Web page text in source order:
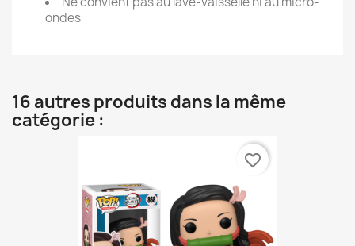
ondes
16 autres produits dans la même
catégorie :
favorite_border